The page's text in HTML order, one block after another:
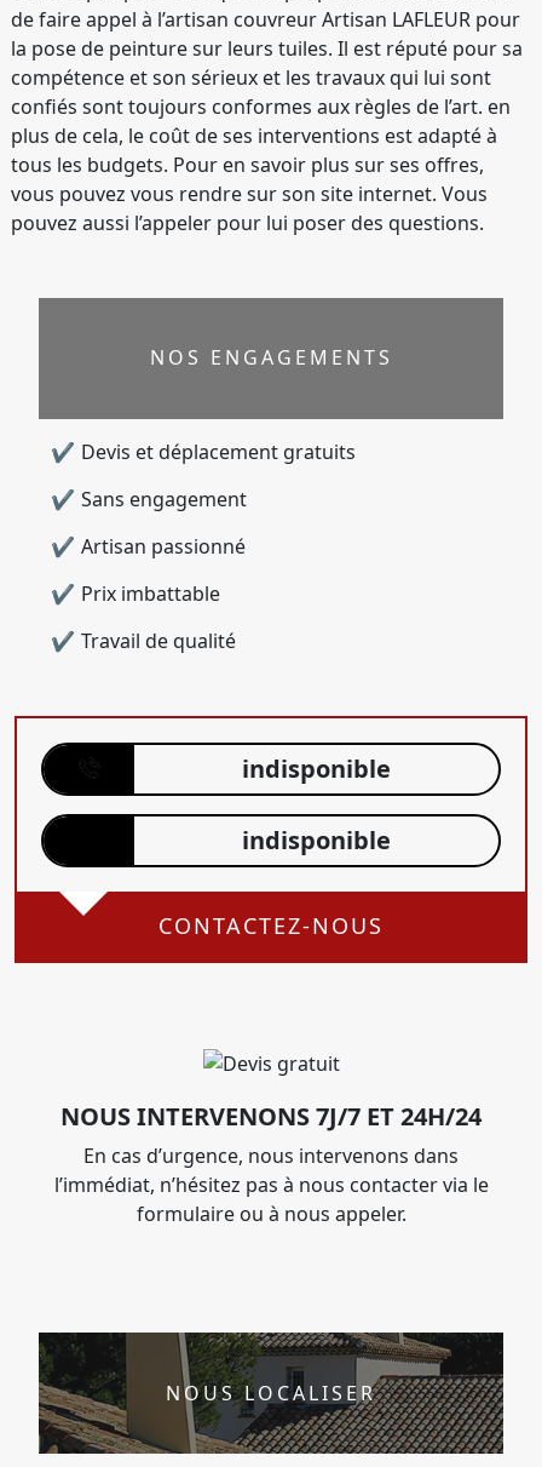
de faire appel à l’artisan couvreur Artisan LAFLEUR pour
la pose de peinture sur leurs tuiles. Il est réputé pour sa
compétence et son sérieux et les travaux qui lui sont
confiés sont toujours conformes aux règles de l’art. en
plus de cela, le coût de ses interventions est adapté à
tous les budgets. Pour en savoir plus sur ses offres,
vous pouvez vous rendre sur son site internet. Vous
pouvez aussi l’appeler pour lui poser des questions.
NOS ENGAGEMENTS
Devis et déplacement gratuits
Sans engagement
Artisan passionné
Prix imbattable
Travail de qualité
indisponible
indisponible
CONTACTEZ-NOUS
NOUS INTERVENONS 7J/7 ET 24H/24
En cas d’urgence, nous intervenons dans
l’immédiat, n’hésitez pas à nous contacter via le
formulaire ou à nous appeler.
NOUS LOCALISER